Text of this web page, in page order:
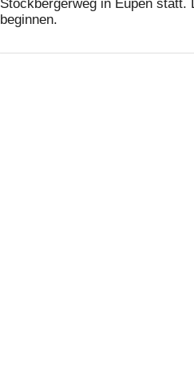
Stockbergerweg in Eupen
beginnen.